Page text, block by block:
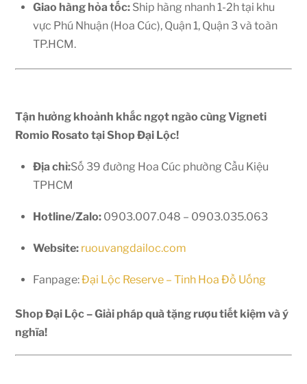
Giao hàng hỏa tốc: Ship hàng nhanh 1-2h tại khu
vực Phú Nhuận (Hoa Cúc), Quận 1, Quận 3 và toàn
TP.HCM.
Tận hưởng khoảnh khắc ngọt ngào cùng Vigneti
Romio Rosato tại Shop Đại Lộc!
Địa chỉ:Số 39 đường Hoa Cúc phường Cầu Kiệu
TPHCM
Hotline/Zalo: 0903.007.048 – 0903.035.063
Website: ruouvangdailoc.com
Fanpage:Đại Lộc Reserve – Tinh Hoa Đồ Uống
Shop Đại Lộc – Giải pháp quà tặng rượu tiết kiệm và ý
nghĩa!